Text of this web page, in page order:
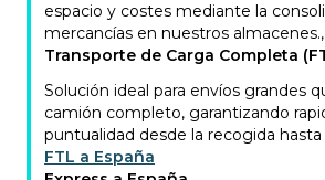
espacio y costes mediante la
mercancías en nuestros almacenes.,
Transporte de Carga Completa
Solución ideal para envíos grandes
camión completo, garantizando
puntualidad desde la recogida
FTL a España